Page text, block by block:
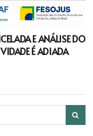
E ANÁLISE DO
É ADIADA